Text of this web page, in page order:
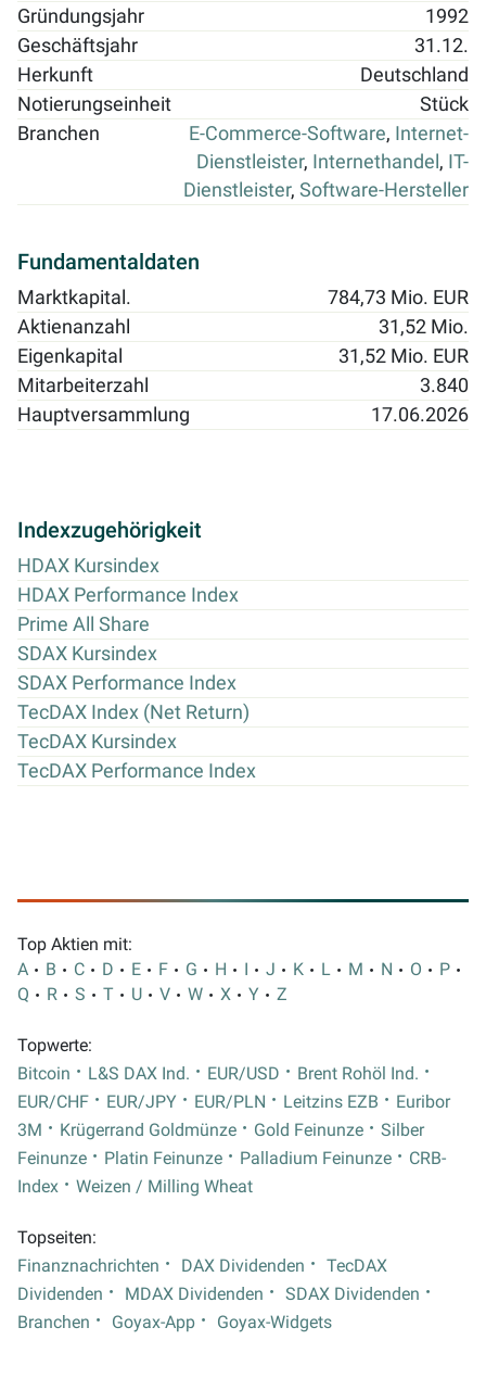
Gründungsjahr
1992
Geschäftsjahr
31.12.
Herkunft
Deutschland
Notierungseinheit
Stück
Branchen
E-Commerce-Software, Internet-
Dienstleister, Internethandel , IT-
Dienstleister, Software-Hersteller
Fundamentaldaten
Marktkapital.
784,73 Mio. EUR
Aktienanzahl
31,52 Mio.
Eigenkapital
31,52 Mio. EUR
Mitarbeiterzahl
3.840
Hauptversammlung
17.06.2026
Indexzugehörigkeit
HDAX Kursindex
HDAX Performance Index
Prime All Share
SDAX Kursindex
SDAX Performance Index
TecDAX Index (Net Return)
TecDAX Kursindex
TecDAX Performance Index
Top Aktien mit:
A
B C D E F G H I J K L M N O
P
Q
R S T U V W X Y Z
Topwerte:
Bitcoin
L&S DAX Ind. EUR/USD
Brent Rohöl Ind.
EUR/CHF
EUR/JPY EUR/PLN Leitzins EZB
Euribor
3M
Krügerrand Goldmünze Gold Feinunze
Silber
Feinunze
Platin Feinunze Palladium Feinunze
CRB-
Index
Weizen / Milling Wheat
Topseiten:
Finanznachrichten
DAX Dividenden
TecDAX
Dividenden
MDAX Dividenden
SDAX Dividenden
Branchen
Goyax-App Goyax-Widgets